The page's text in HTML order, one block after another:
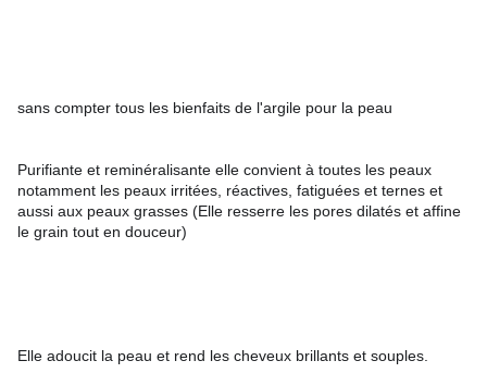
sans compter tous les bienfaits de l'argile pour la peau
Purifiante et reminéralisante elle convient à toutes les peaux
notamment les peaux irritées, réactives, fatiguées et ternes et
aussi aux peaux grasses (Elle resserre les pores dilatés et affine
le grain tout en douceur)
Elle adoucit la peau et rend les cheveux brillants et souples.